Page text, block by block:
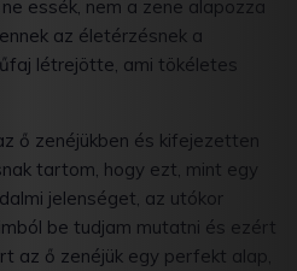
essék, nem a zene alapozza
az életérzésnek a
létrejötte, ami tökéletes
ő zenéjükben és kifejezetten
tartom, hogy ezt, mint egy
jelenséget, az utókor
be tudjam mutatni és ezért
az ő zenéjük egy perfekt alap,